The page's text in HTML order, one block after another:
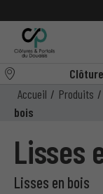
Accueil / Produits /
bois
Lisses
Lisses en bois